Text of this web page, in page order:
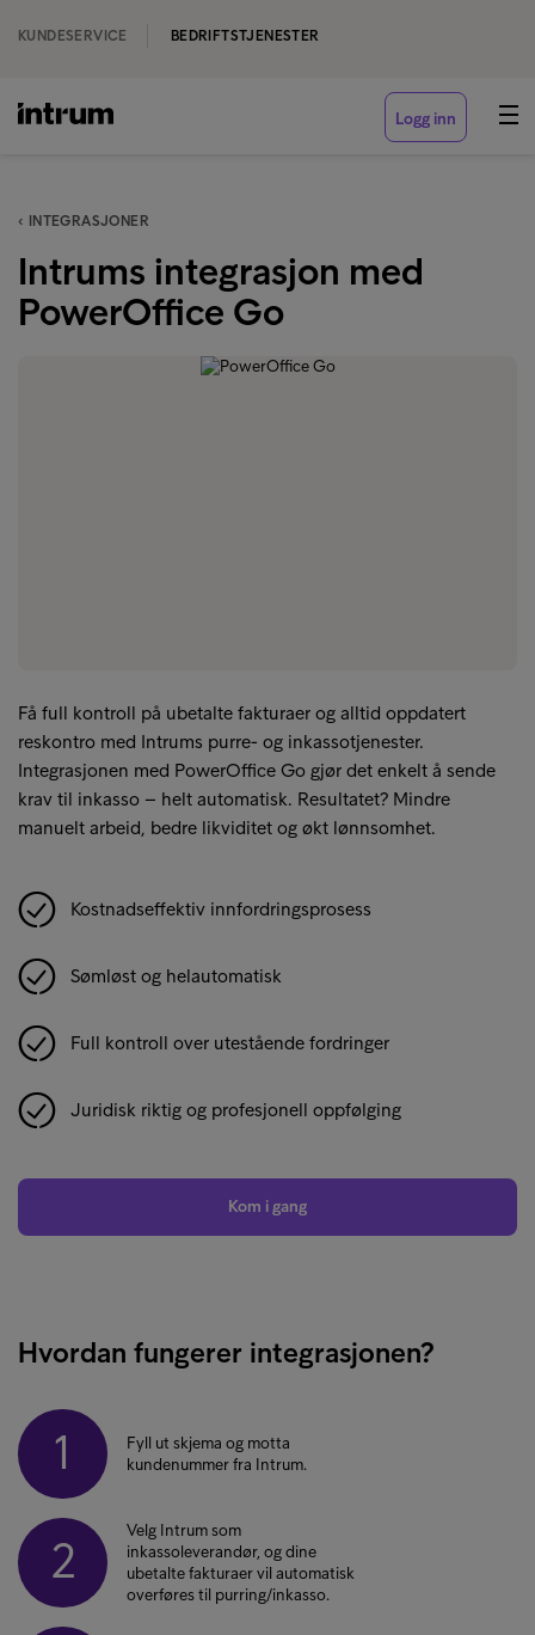
KUNDESERVICE BEDRIFTSTJENESTER
Logg inn
‹ INTEGRASJONER
Intrums integrasjon med
PowerOffice Go
Få full kontroll på ubetalte fakturaer og alltid oppdatert
reskontro med Intrums purre- og inkassotjenester.
Integrasjonen med PowerOffice Go gjør det enkelt å sende
krav til inkasso – helt automatisk. Resultatet? Mindre
manuelt arbeid, bedre likviditet og økt lønnsomhet.
Kostnadseffektiv innfordringsprosess
Sømløst og helautomatisk
Full kontroll over utestående fordringer
Juridisk riktig og profesjonell oppfølging
Kom i gang
Hvordan fungerer integrasjonen?
1
Fyll ut skjema og motta
kundenummer fra Intrum.
2
Velg Intrum som
inkassoleverandør, og dine
ubetalte fakturaer vil automatisk
overføres til purring/inkasso.